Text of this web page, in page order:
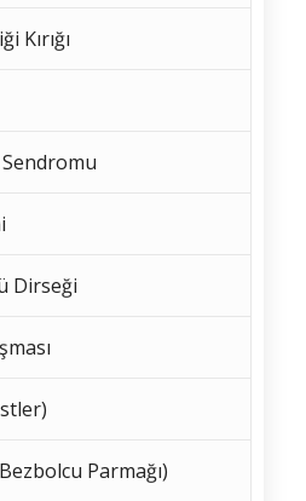
Kırığı
Dirseği
Parmağı)